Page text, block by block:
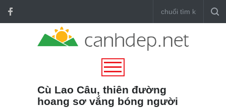
Cù Lao Câu, thiên đường
hoang sơ vắng bóng người